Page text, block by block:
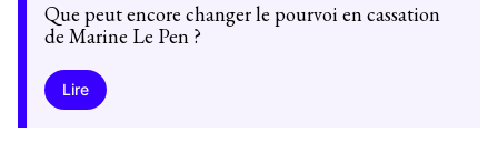
Que peut encore changer le pourvoi en cassation
de Marine Le Pen ?
Lire